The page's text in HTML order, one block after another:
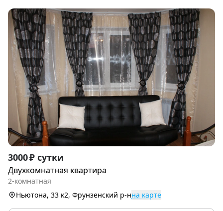
Item
1
of
3000 ₽ сутки
Двухкомнатная квартира
2-комнатная
Ньютона, 33 к2, Фрунзенский р-нна карте